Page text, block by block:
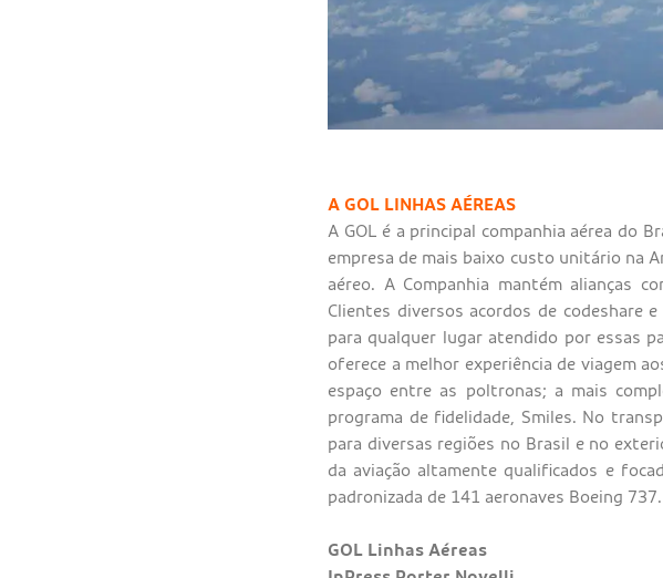
A GOL LINHAS AÉREAS
A GOL é a principal companhia aérea do
empresa de mais baixo custo unitário na
aéreo. A Companhia mantém alianças
Clientes diversos acordos de codeshare
para qualquer lugar atendido por essas
oferece a melhor experiência de viagem
espaço entre as poltronas; a mais
programa de fidelidade, Smiles. No
para diversas regiões no Brasil e no
da aviação altamente qualificados e
padronizada de 141 aeronaves Boeing 737.
GOL Linhas Aéreas